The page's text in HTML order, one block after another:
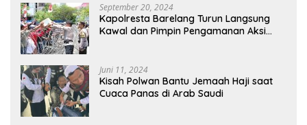
September 20, 2024
Kapolresta Barelang Turun Langsung
Kawal dan Pimpin Pengamanan Aksi
Juni 11, 2024
Kisah Polwan Bantu Jemaah Haji saat
Cuaca Panas di Arab Saudi